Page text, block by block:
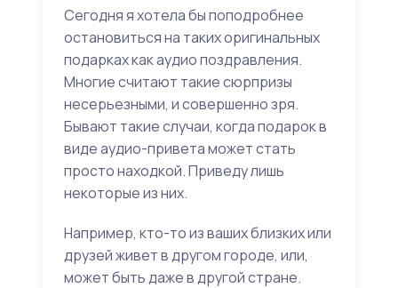
Сегодня я хотела бы поподробнее
остановиться на таких оригинальных
подарках как аудио поздравления.
Многие считают такие сюрпризы
несерьезными, и совершенно зря.
Бывают такие случаи, когда подарок в
виде аудио-привета может стать
просто находкой. Приведу лишь
некоторые из них.
Например, кто-то из ваших близких или
друзей живет в другом городе, или,
может быть даже в другой стране.